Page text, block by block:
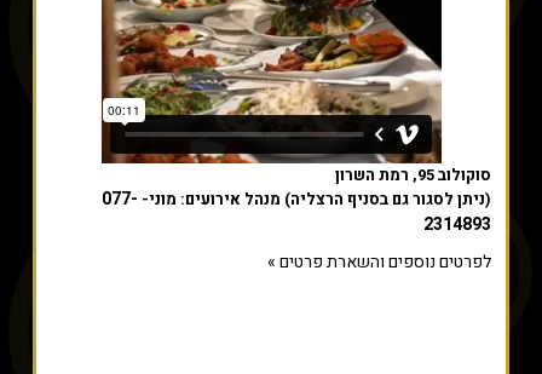
סוקולוב 95, רמת השרון
(ניתן לסגור גם בסניף הרצליה) מנהל אירועים: מוני- 077-
2314893
לפרטים נוספים והשארת פרטים »